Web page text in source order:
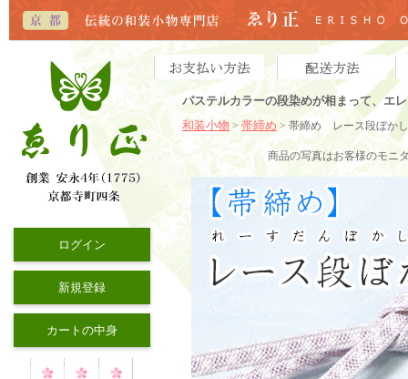
ログイン
新規登録
カートの中身
パステルカラーの段染めが相まって、エ
和装小物 > 帯締め > 帯締め レース段ぼか
商品の写真はお客様のモニ